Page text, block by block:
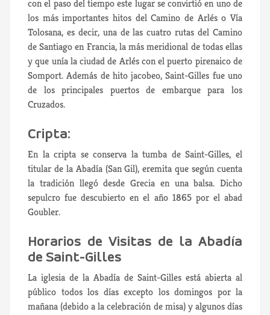
con el paso del tiempo este lugar se convirtió en uno de
los más importantes hitos del Camino de Arlés o Vía
Tolosana, es decir, una de las cuatro rutas del Camino
de Santiago en Francia, la más meridional de todas ellas
y que unía la ciudad de Arlés con el puerto pirenaico de
Somport. Además de hito jacobeo, Saint-Gilles fue uno
de los principales puertos de embarque para los
Cruzados.
Cripta:
En la cripta se conserva la tumba de Saint-Gilles, el
titular de la Abadía (San Gil), eremita que según cuenta
la tradición llegó desde Grecia en una balsa. Dicho
sepulcro fue descubierto en el año 1865 por el abad
Goubler.
Horarios de Visitas de la Abadía
de Saint-Gilles
La iglesia de la Abadía de Saint-Gilles está abierta al
público todos los días excepto los domingos por la
mañana (debido a la celebración de misa) y algunos días